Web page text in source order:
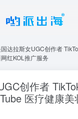
达拉斯女UGC创作者
红KOL推广服务
创作者
医疗健康